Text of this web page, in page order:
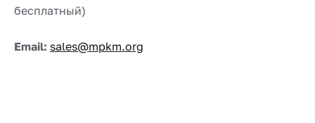
бесплатный)
Email: sales@mpkm.org